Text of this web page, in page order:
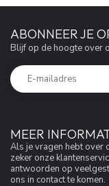
MEER
Als je vragen hebt over
zeker onze
antwoorden op
ons in contact te komen.
ABONNEER JE
Blijf op de hoogte over